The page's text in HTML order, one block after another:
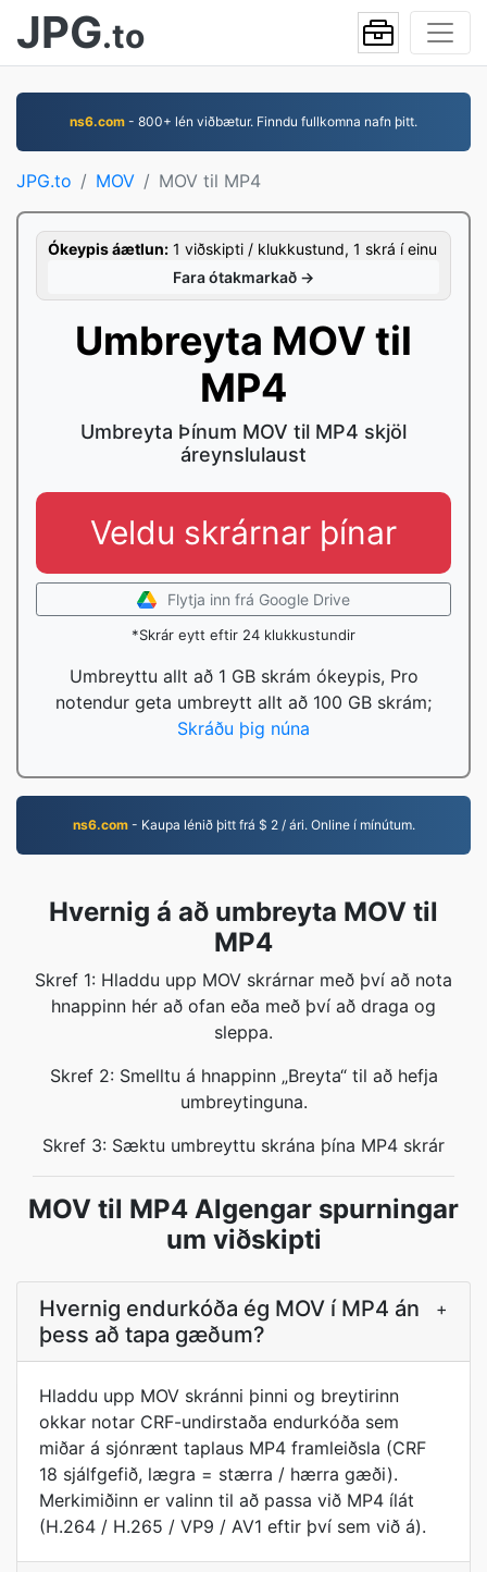
JPG.to
ns6.com - 800+ lén viðbætur. Finndu fullkomna nafn þitt.
JPG.to MOV MOV til MP4
Ókeypis áætlun: 1 viðskipti / klukkustund, 1 skrá í einu
Fara ótakmarkað →
Umbreyta MOV til
MP4
Umbreyta Þínum MOV til MP4 skjöl
áreynslulaust
Veldu skrárnar þínar
Flytja inn frá Google Drive
*Skrár eytt eftir 24 klukkustundir
Umbreyttu allt að 1 GB skrám ókeypis, Pro
notendur geta umbreytt allt að 100 GB skrám;
Skráðu þig núna
ns6.com- Kaupa lénið þitt frá $ 2 / ári. Online í mínútum.
Hvernig á að umbreyta MOV til
MP4
Skref 1: Hladdu upp MOV skrárnar með því að nota
hnappinn hér að ofan eða með því að draga og
sleppa.
Skref 2: Smelltu á hnappinn „Breyta“ til að hefja
umbreytinguna.
Skref 3: Sæktu umbreyttu skrána þína MP4 skrár
MOV til MP4 Algengar spurningar
um viðskipti
Hvernig endurkóða ég MOV í MP4 án
þess að tapa gæðum?
+
Hladdu upp MOV skránni þinni og breytirinn
okkar notar CRF-undirstaða endurkóða sem
miðar á sjónrænt taplaus MP4 framleiðsla (CRF
18 sjálfgefið, lægra = stærra / hærra gæði).
Merkimiðinn er valinn til að passa við MP4 ílát
(H.264 / H.265 / VP9 / AV1 eftir því sem við á).